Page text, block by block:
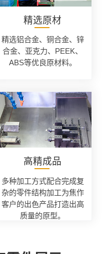
精选原材
精选铝合金、铜合金、锌
合金、亚克力、PEEK、
ABS等优良原材料。
高精成品
多种加工方式配合完成复
杂的零件结构加工为焦作
客户的出色产品打造出高
质量的原型。